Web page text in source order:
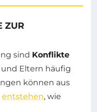
ZUR
sind Konflikte
Eltern häufig
können aus
entstehen, wie